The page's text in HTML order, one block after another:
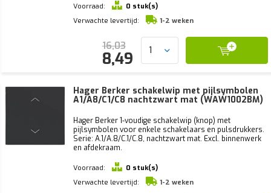
Voorraad:
0 stuk(s)
Verwachte levertijd:
1-2 weken
16,03
8,49
Hager Berker schakelwip met pijlsymbolen
A1/A8/C1/C8 nachtzwart mat (WAW1002BM)
Hager Berker 1-voudige schakelwip (knop) met
pijlsymbolen voor enkele schakelaars en pulsdrukkers.
Serie: A.1/A.8/C.1/C.8, nachtzwart mat. Excl. binnenwerk
en afdekraam.
Voorraad:
0 stuk(s)
Verwachte levertijd:
1-2 weken